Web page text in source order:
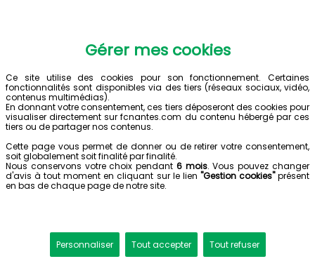
Gérer mes cookies
Ce site utilise des cookies pour son fonctionnement. Certaines
fonctionnalités sont disponibles via des tiers (réseaux sociaux, vidéo,
contenus multimédias).
En donnant votre consentement, ces tiers déposeront des cookies pour
visualiser directement sur fcnantes.com du contenu hébergé par ces
tiers ou de partager nos contenus.
Cette page vous permet de donner ou de retirer votre consentement,
soit globalement soit finalité par finalité.
Nous conservons votre choix pendant 6 mois. Vous pouvez changer
d'avis à tout moment en cliquant sur le lien "Gestion cookies"présent
en bas de chaque page de notre site.
Personnaliser Tout accepter Tout refuser